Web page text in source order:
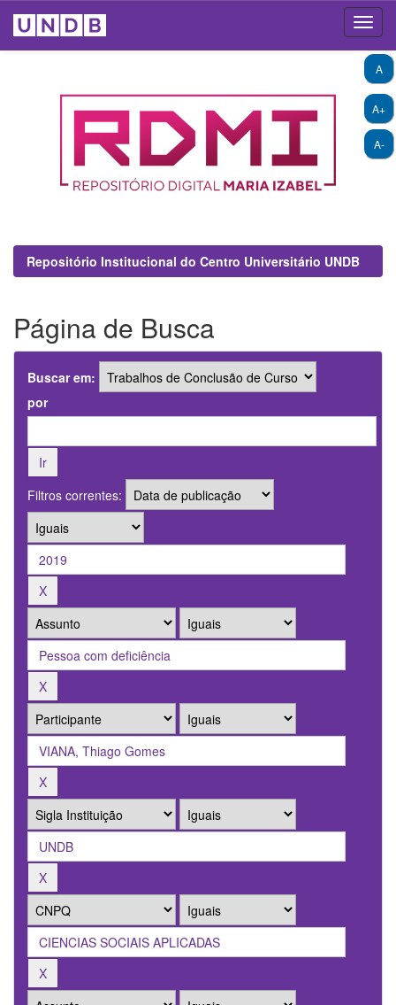
A+
A-
A
Repositório Institucional do Centro Universitário UNDB
Página de Busca
Buscar em:
por
Filtros correntes: